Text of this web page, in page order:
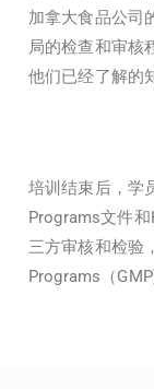
加拿大食品公司
局的检查和审核
他们已经了解的
培训结束后，学
Programs文件
三方审核和检验
Programs（